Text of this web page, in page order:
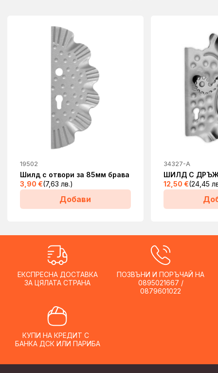
19502
Шилд с отвори за 85мм брава
3,90 €(7,63 лв.)
Добави
34327-А
ШИЛД С
12,50 €(24,45
ЕКСПРЕСНА ДОСТАВКА
ЗА ЦЯЛАТА СТРАНА
ПОЗВЪНИ И ПОРЪЧАЙ НА
0895021667 /
0879601022
КУПИ НА КРЕДИТ С
БАНКА ДСК ИЛИ ПАРИБА